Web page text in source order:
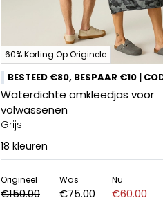
60% Korting Op Originele
BESTEED €80, BESPAAR €10 |
Waterdichte omkleedjas voor
volwassenen
Grijs
18 kleuren
Origineel
€150.00
Was
€75.00
Nu
€60.00